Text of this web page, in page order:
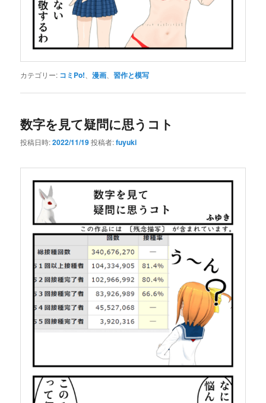
カテゴリー: コミPo! 、漫画 、習作と模写
数字を見て疑問に思うコト
投稿日時:2022/11/19投稿者:fuyuki